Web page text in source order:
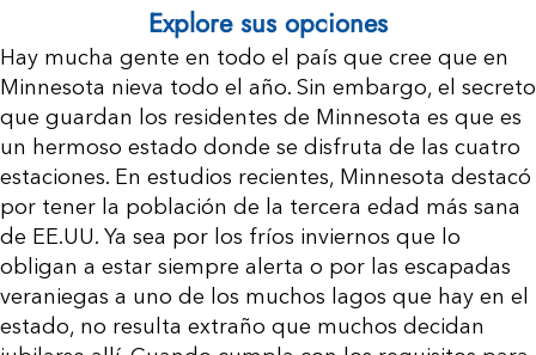
Contáctenos
Explore sus opciones
Hay mucha gente en todo el país que cree que en
Minnesota nieva todo el año. Sin embargo, el secreto
que guardan los residentes de Minnesota es que es
un hermoso estado donde se disfruta de las cuatro
estaciones. En estudios recientes, Minnesota destacó
por tener la población de la tercera edad más sana
de EE.UU. Ya sea por los fríos inviernos que lo
obligan a estar siempre alerta o por las escapadas
veraniegas a uno de los muchos lagos que hay en el
estado, no resulta extraño que muchos decidan